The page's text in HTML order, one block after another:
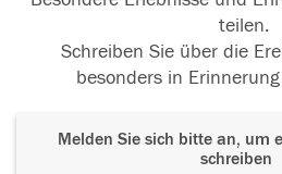
teilen.
Schreiben Sie über die
besonders in
Melden Sie sich bitte an, um
schreiben